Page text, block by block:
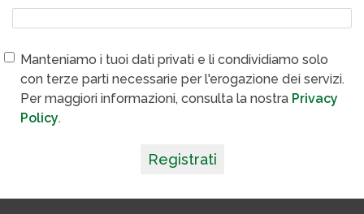
Manteniamo i tuoi dati privati e li condividiamo solo
con terze parti necessarie per l'erogazione dei servizi.
Per maggiori informazioni, consulta la nostra Privacy
Policy.
Registrati